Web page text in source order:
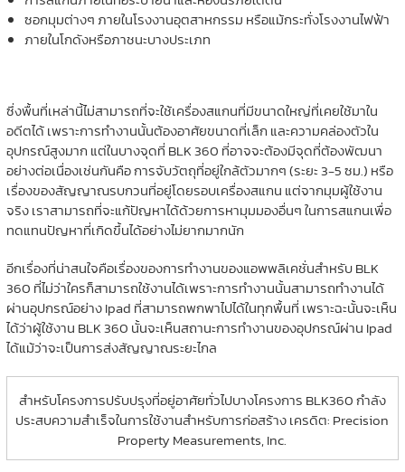
ซอกมุมต่างๆ ภายในโรงงานอุตสาหกรรม หรือแม้กระทั่งโรงงานไฟฟ้า
ภายในโกดังหรือภาชนะบางประเภท
ซึ่งพื้นที่เหล่านี้ไม่สามารถที่จะใช้เครื่องสแกนที่มีขนาดใหญ่ที่เคยใช้มาใน
อดีตได้ เพราะการทำงานนั้นต้องอาศัยขนาดที่เล็ก และความคล่องตัวใน
อุปกรณ์สูงมาก แต่ในบางจุดที่ BLK 360 ที่อาจจะต้องมีจุดที่ต้องพัฒนา
อย่างต่อเนื่องเช่นกันคือ การจับวัตถุที่อยู่ใกล้ตัวมากๆ (ระยะ 3-5 ซม.) หรือ
เรื่องของสัญญาณรบกวนที่อยู่โดยรอบเครื่องสแกน แต่จากมุมผู้ใช้งาน
จริง เราสามารถที่จะแก้ปัญหาได้ด้วยการหามุมมองอื่นๆ ในการสแกนเพื่อ
ทดแทนปัญหาที่เกิดขึ้นได้อย่างไม่ยากมากนัก
อีกเรื่องที่น่าสนใจคือเรื่องของการทำงานของแอพพลิเคชั่นสำหรับ BLK
360 ที่ไม่ว่าใครก็สามารถใช้งานได้เพราะการทำงานนั้นสามารถทำงานได้
ผ่านอุปกรณ์อย่าง Ipad ที่สามารถพกพาไปได้ในทุกพื้นที่ เพราะฉะนั้นจะเห็น
ได้ว่าผู้ใช้งาน BLK 360 นั้นจะเห็นสถานะการทำงานของอุปกรณ์ผ่าน Ipad
ได้แม้ว่าจะเป็นการส่งสัญญาณระยะไกล
สำหรับโครงการปรับปรุงที่อยู่อาศัยทั่วไปบางโครงการ BLK360 กำลัง
ประสบความสำเร็จในการใช้งานสำหรับการก่อสร้าง เครดิต: Precision
Property Measurements, Inc.